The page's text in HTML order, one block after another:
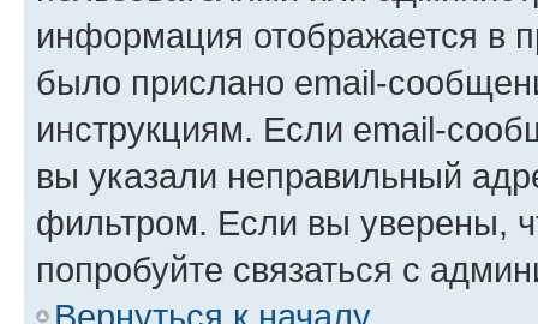
информация отображается в
было прислано email-
инструкциям. Если email-
вы указали неправильный
фильтром. Если вы уверены,
попробуйте связаться с
Вернуться к началу